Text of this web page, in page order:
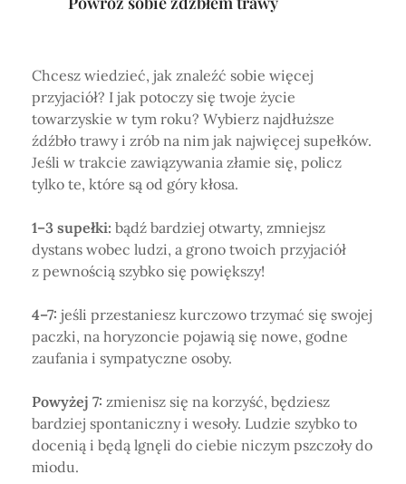
Chcesz wiedzieć, jak znaleźć sobie więcej
przyjaciół? I jak potoczy się twoje życie
towarzyskie w tym roku? Wybierz najdłuższe
źdźbło trawy i zrób na nim jak najwięcej supełków.
Jeśli w trakcie zawiązywania złamie się, policz
tylko te, które są od góry kłosa.
1–3 supełki: bądź bardziej otwarty, zmniejsz
dystans wobec ludzi, a grono twoich przyjaciół
z pewnością szybko się powiększy!
4–7: jeśli przestaniesz kurczowo trzymać się swojej
paczki, na horyzoncie pojawią się nowe, godne
zaufania i sympatyczne osoby.
Powyżej 7: zmienisz się na korzyść, będziesz
bardziej spontaniczny i wesoły. Ludzie szybko to
docenią i będą lgnęli do ciebie niczym pszczoły do
miodu.